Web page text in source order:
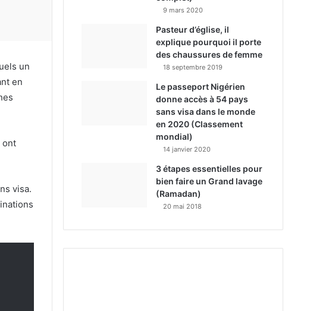
un
en
ont
visa.
9 mars 2020
Pasteur d’église, il
explique pourquoi il porte
des chaussures de femme
18 septembre 2019
Le passeport Nigérien
donne accès à 54 pays
sans visa dans le monde
en 2020 (Classement
mondial)
14 janvier 2020
3 étapes essentielles pour
bien faire un Grand lavage
(Ramadan)
20 mai 2018